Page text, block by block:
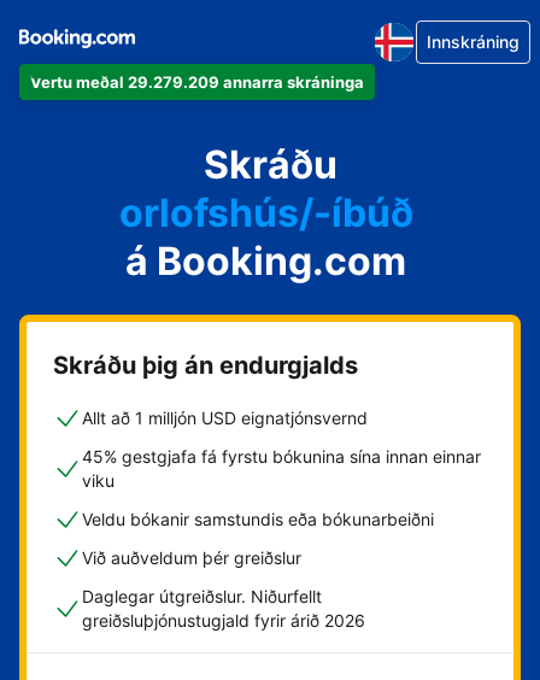
Vertu meðal 29.279.209 annarra skráninga
Innskráning
Skráðu
íbúðina þína
hótelið þitt
orlofshús/-íbúð
gistihúsið þitt
gistiheimilið þitt
á Booking.com
Skráðu þig án endurgjalds
Allt að 1 milljón USD eignatjónsvernd
45% gestgjafa fá fyrstu bókunina sína innan einnar
viku
Veldu bókanir samstundis eða bókunarbeiðni
Við auðveldum þér greiðslur
Daglegar útgreiðslur. Niðurfellt
greiðsluþjónustugjald fyrir árið 2026